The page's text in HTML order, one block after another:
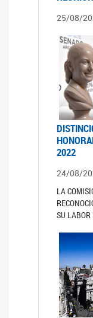
25/08/
2022
24/08/
LA
SU